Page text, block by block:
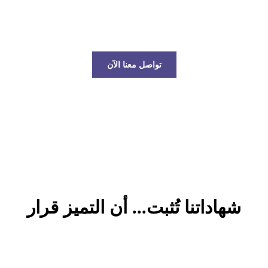
تواصل معنا الآن
شهاداتنا تُثبت... أن التميز قرار